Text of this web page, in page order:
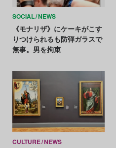
SOCIAL NEWS
《モナリザ》にケーキがこす
りつけられるも防弾ガラスで
無事。男を拘束
CULTURE NEWS